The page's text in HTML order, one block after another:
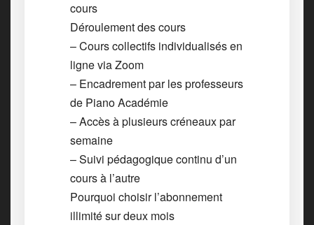
cours
Déroulement des cours
– Cours collectifs individualisés en
ligne via Zoom
– Encadrement par les professeurs
de Piano Académie
– Accès à plusieurs créneaux par
semaine
– Suivi pédagogique continu d’un
cours à l’autre
Pourquoi choisir l’abonnement
illimité sur deux mois